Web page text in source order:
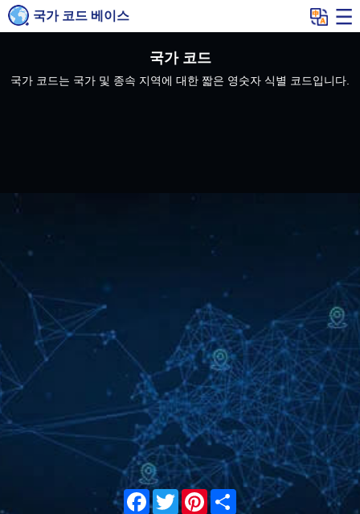
국가 코드 베이스
국가 코드
국가 코드는 국가 및 종속 지역에 대한 짧은 영숫자 식별 코드입니다.
Facebook
TwitterPinterest
Share